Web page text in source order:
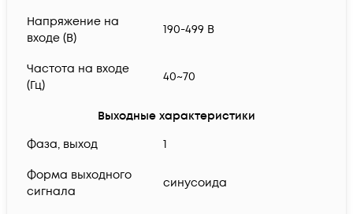
Напряжение на
входе (В)
190-499 В
Частота на входе
(Гц)
40~70
Выходные характеристики
Фаза, выход
1
Форма выходного
сигнала
синусоида